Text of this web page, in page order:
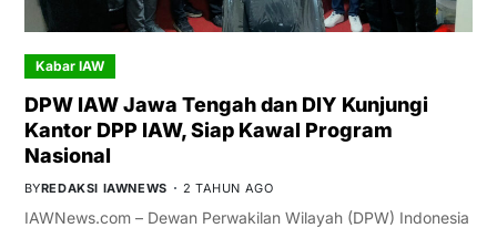
Kabar IAW
DPW IAW Jawa Tengah dan DIY Kunjungi
Kantor DPP IAW, Siap Kawal Program
Nasional
BYREDAKSI IAWNEWS 2 TAHUN AGO
IAWNews.com – Dewan Perwakilan Wilayah (DPW) Indonesia